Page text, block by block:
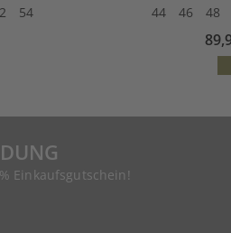
54
44
46 48
Einkaufsgutschein!